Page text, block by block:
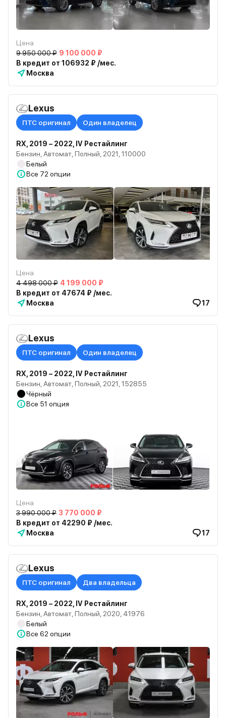
Цена
9 950 000 ₽ 9 100 000 ₽
В кредит от 106932 ₽ /мес.
Москва
Lexus
ПТС оригинал Один владелец
RX, 2019 – 2022, IV Рестайлинг
Бензин, Автомат, Полный, 2021, 110000
Белый
Все 72 опции
Цена
4 498 000 ₽ 4 199 000 ₽
В кредит от 47674 ₽ /мес.
Москва
17
Lexus
ПТС оригинал Один владелец
RX, 2019 – 2022, IV Рестайлинг
Бензин, Автомат, Полный, 2021, 152855
Чёрный
Все 51 опция
Цена
3 990 000 ₽ 3 770 000 ₽
В кредит от 42290 ₽ /мес.
Москва
17
Lexus
ПТС оригинал Два владельца
RX, 2019 – 2022, IV Рестайлинг
Бензин, Автомат, Полный, 2020, 41976
Белый
Все 62 опции